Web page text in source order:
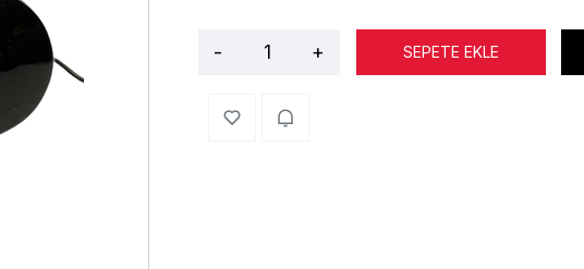
- + SEPETE EKLE